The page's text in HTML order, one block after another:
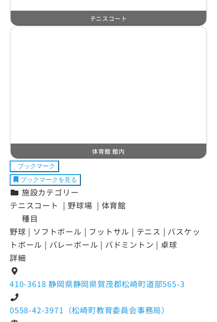
テニスコート
体育館 館内
ブックマーク
ブックマークを見る
施設カテゴリー
テニスコート | 野球場 | 体育館
種目
野球 | ソフトボール | フットサル | テニス | バスケッ
トボール | バレーボール | バドミントン | 卓球
詳細
410-3618 静岡県静岡県賀茂郡松崎町道部565-3
0558-42-3971（松崎町教育委員会事務局）